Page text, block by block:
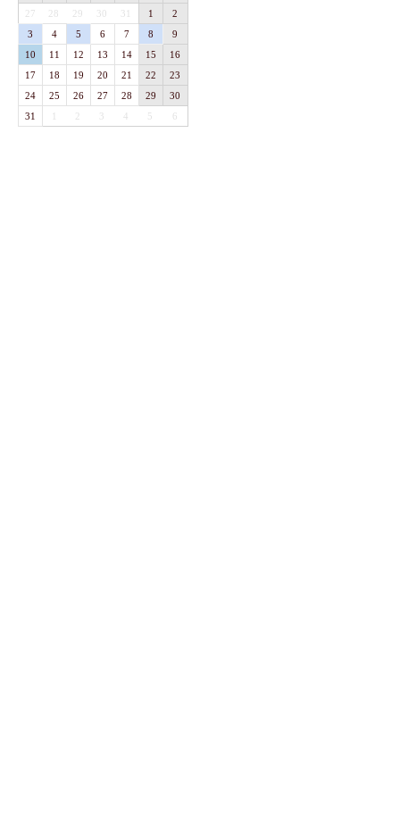
27
28 29 30 31 1
2
3
4 5 6 7 8
9
10
11 12 13 14 15
16
17
18 19 20 21 22
23
24
25 26 27 28 29
30
31
1 3 4 5 6